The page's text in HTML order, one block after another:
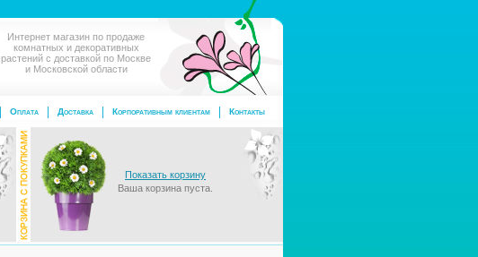
Интернет магазин по продаже
комнатных и декоративных
растений с доставкой по Москве
и Московской области
Контакты
Корпоративным клиентам
Доставка
Оплата
Показать корзину
Ваша корзина пуста.